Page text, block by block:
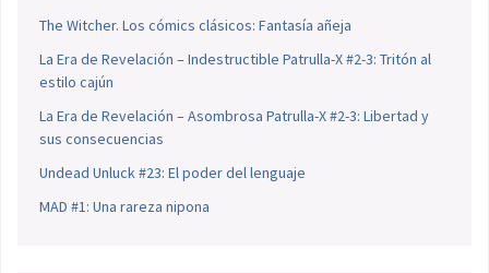
The Witcher. Los cómics clásicos: Fantasía añeja
La Era de Revelación – Indestructible Patrulla-X #2-3: Tritón al
estilo cajún
La Era de Revelación – Asombrosa Patrulla-X #2-3: Libertad y
sus consecuencias
Undead Unluck #23: El poder del lenguaje
MAD #1: Una rareza nipona